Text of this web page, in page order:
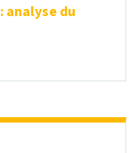
analyse du